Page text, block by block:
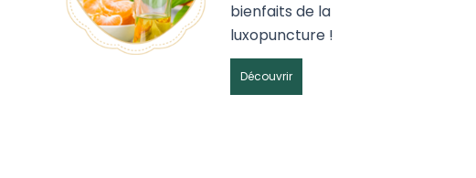
bienfaits de la
luxopuncture !
Découvrir